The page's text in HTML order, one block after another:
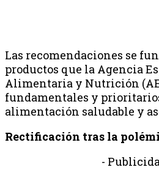
Las recomendaciones se
productos que la Agencia
Alimentaria y Nutrición
fundamentales y
alimentación saludable y
Rectificación tras la
-